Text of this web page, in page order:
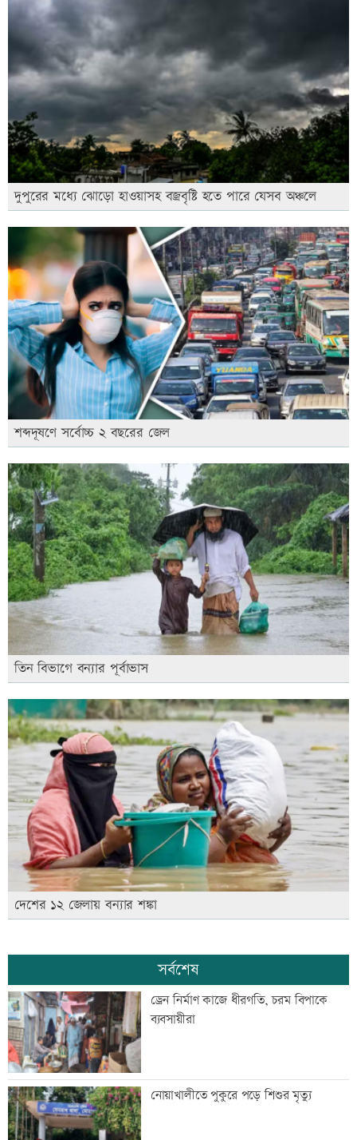
দুপুরের মধ্যে ঝোড়ো হাওয়াসহ বজ্রবৃষ্টি হতে পারে যেসব অঞ্চলে
শব্দদূষণে সর্বোচ্চ ২ বছরের জেল
তিন বিভাগে বন্যার পূর্বাভাস
দেশের ১২ জেলায় বন্যার শঙ্কা
সর্বশেষ
ড্রেন নির্মাণ কাজে ধীরগতি, চরম বিপাকে
ব্যবসায়ীরা
নোয়াখালীতে পুকুরে পড়ে শিশুর মৃত্যু